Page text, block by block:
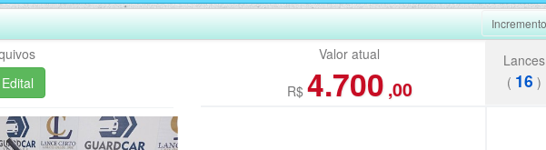
Valor atual
R$ 4.700 ,00
Lances
( 16 )